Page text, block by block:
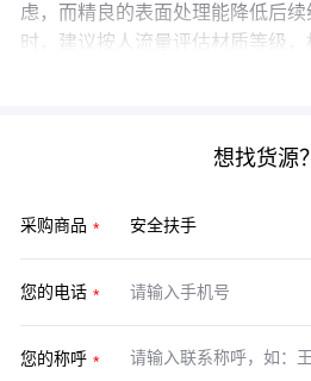
虑，而精良的表面处理能降低后
时，建议按人流量评估材质等级
想找货源？
采购商品
您的电话
您的称呼